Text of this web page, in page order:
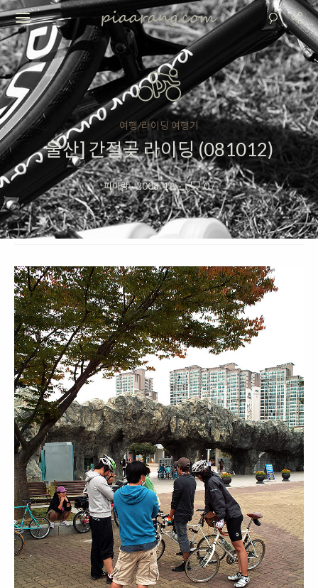
여행/라이딩 여행기
울산] 간절곶 라이딩 (081012)
피아랑·2008. 12.· 0/